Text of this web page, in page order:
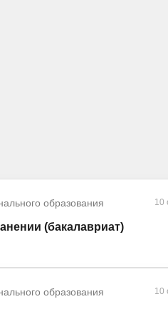
образования 10
(бакалавриат)
образования 10